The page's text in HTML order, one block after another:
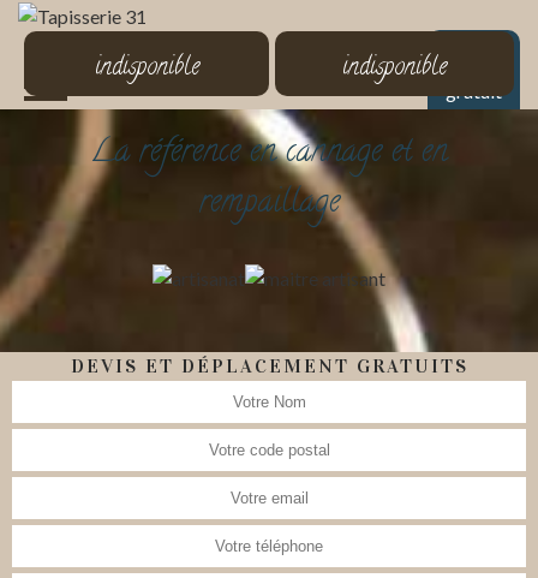
Devis
gratuit
indisponible indisponible
La référence en cannage et en
rempaillage
DEVIS ET DÉPLACEMENT GRATUITS